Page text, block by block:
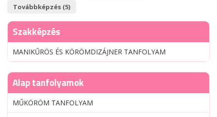
Továbbképzés (5)
Szakképzés
MANIKŰRÖS ÉS KÖRÖMDIZÁJNER TANFOLYAM
Alap tanfolyamok
MŰKÖRÖM TANFOLYAM